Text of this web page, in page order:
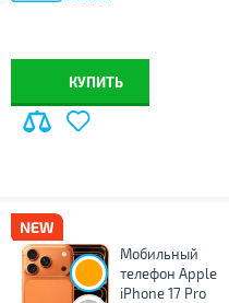
КУПИТЬ
Мобильный
телефон Apple
iPhone 17 Pro